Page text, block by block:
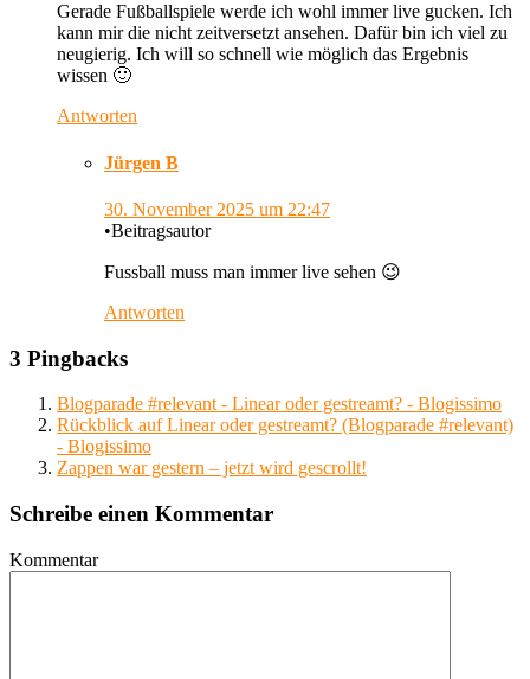
Gerade Fußballspiele werde ich wohl immer live gucken. Ich
kann mir die nicht zeitversetzt ansehen. Dafür bin ich viel zu
neugierig. Ich will so schnell wie möglich das Ergebnis
wissen 🙂
Antworten
Jürgen B
30. November 2025 um 22:47
•Beitragsautor
Fussball muss man immer live sehen 😉
Antworten
3 Pingbacks
Blogparade #relevant - Linear oder gestreamt? - Blogissimo
Rückblick auf Linear oder gestreamt? (Blogparade #relevant)
- Blogissimo
Zappen war gestern – jetzt wird gescrollt!
Schreibe einen Kommentar
Kommentar